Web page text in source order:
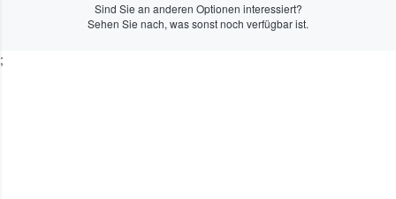
Sind Sie an anderen Optionen interessiert?
Sehen Sie nach, was sonst noch verfügbar ist.
;